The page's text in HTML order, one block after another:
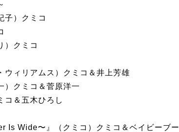
子）クミコ
）クミコ
ウィリアムス）クミコ＆井上芳雄
）クミコ＆菅原洋一
コ＆五木ひろし
Is Wide〜』（クミコ）クミコ＆ベイビーブー